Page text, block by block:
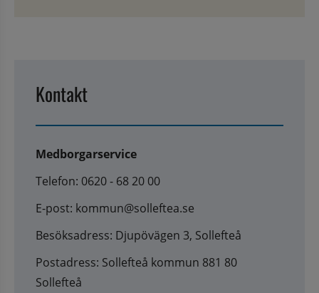
Kontakt
Medborgarservice
Telefon: 0620 - 68 20 00
E-post: kommun@solleftea.se
Besöksadress: Djupövägen 3, Sollefteå
Postadress: Sollefteå kommun 881 80
Sollefteå